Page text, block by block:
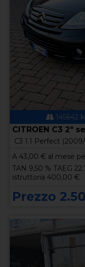
145642
CITROEN C3 2ª
C3 1.1 Perfect
A 43,00 € al mese
TAN 9,50 % TAEG
istruttoria 400,00 €
Prezzo